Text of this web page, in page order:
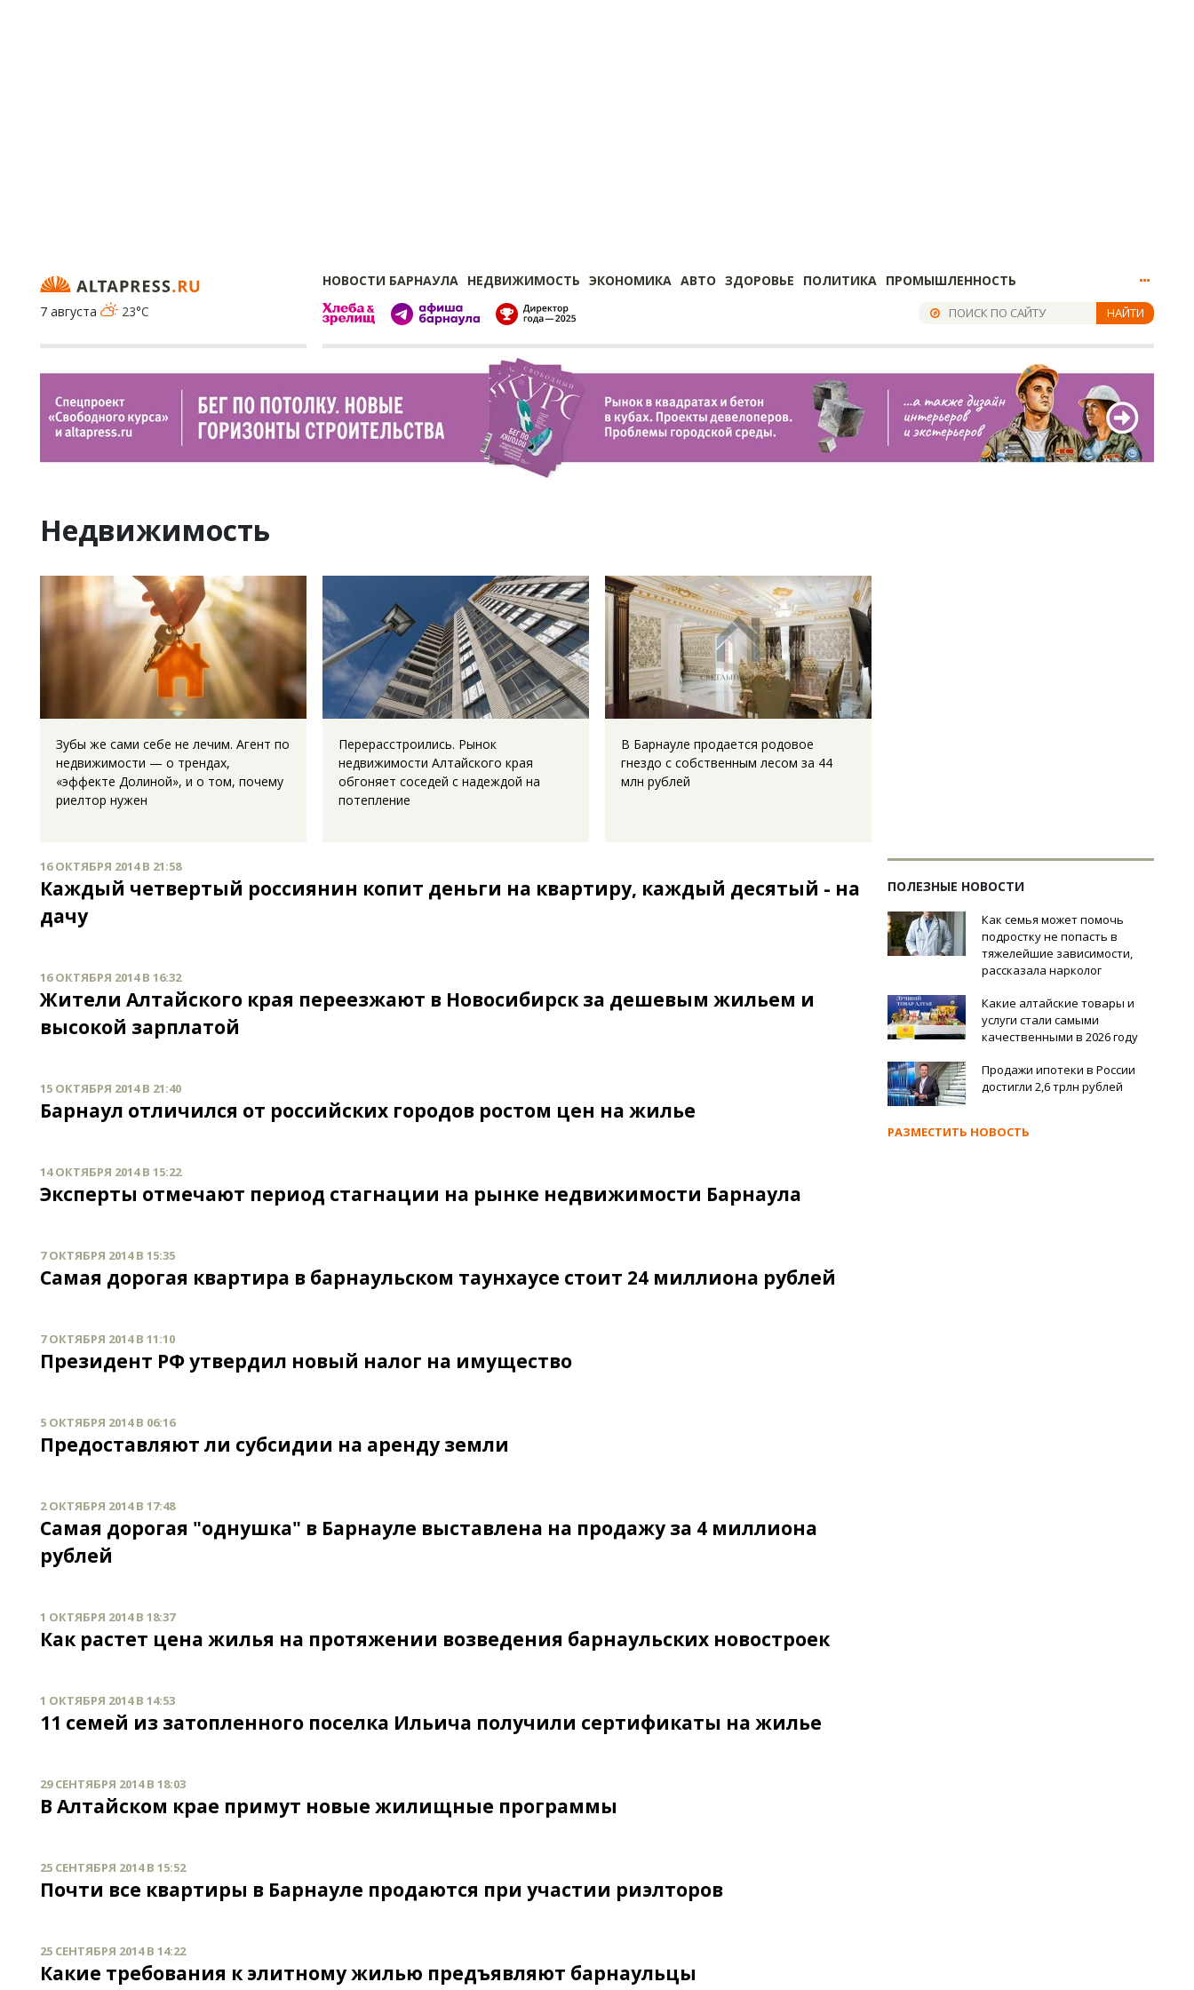
НОВОСТИ БАРНАУЛА НЕДВИЖИМОСТЬ ЭКОНОМИКА АВТО ЗДОРОВЬЕ ПОЛИТИКА ПРОМЫШЛЕННОСТЬ
7 августа
23°C НАЙТИ
Недвижимость
Зубы же сами себе не лечим. Агент по
недвижимости — о трендах,
«эффекте Долиной», и о том, почему
риелтор нужен
Перерасстроились. Рынок
недвижимости Алтайского края
обгоняет соседей с надеждой на
потепление
В Барнауле продается родовое
гнездо с собственным лесом за 44
млн рублей
16 ОКТЯБРЯ 2014 В 21:58
Каждый четвертый россиянин копит деньги на квартиру, каждый десятый - на
дачу
16 ОКТЯБРЯ 2014 В 16:32
Жители Алтайского края переезжают в Новосибирск за дешевым жильем и
высокой зарплатой
15 ОКТЯБРЯ 2014 В 21:40
Барнаул отличился от российских городов ростом цен на жилье
14 ОКТЯБРЯ 2014 В 15:22
Эксперты отмечают период стагнации на рынке недвижимости Барнаула
7 ОКТЯБРЯ 2014 В 15:35
Самая дорогая квартира в барнаульском таунхаусе стоит 24 миллиона рублей
7 ОКТЯБРЯ 2014 В 11:10
Президент РФ утвердил новый налог на имущество
5 ОКТЯБРЯ 2014 В 06:16
Предоставляют ли субсидии на аренду земли
2 ОКТЯБРЯ 2014 В 17:48
Самая дорогая "однушка" в Барнауле выставлена на продажу за 4 миллиона
рублей
1 ОКТЯБРЯ 2014 В 18:37
Как растет цена жилья на протяжении возведения барнаульских новостроек
1 ОКТЯБРЯ 2014 В 14:53
11 семей из затопленного поселка Ильича получили сертификаты на жилье
29 СЕНТЯБРЯ 2014 В 18:03
В Алтайском крае примут новые жилищные программы
25 СЕНТЯБРЯ 2014 В 15:52
Почти все квартиры в Барнауле продаются при участии риэлторов
25 СЕНТЯБРЯ 2014 В 14:22
Какие требования к элитному жилью предъявляют барнаульцы
ПОЛЕЗНЫЕ НОВОСТИ
Как семья может помочь
подростку не попасть в
тяжелейшие зависимости,
рассказала нарколог
Какие алтайские товары и
услуги стали самыми
качественными в 2026 году
Продажи ипотеки в России
достигли 2,6 трлн рублей
РАЗМЕСТИТЬ НОВОСТЬ